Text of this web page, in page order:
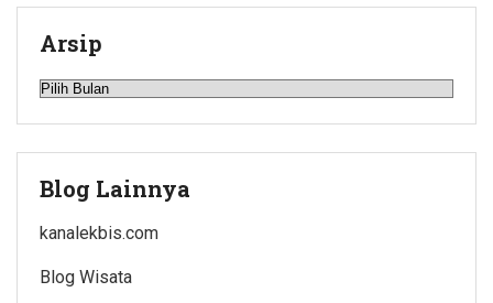
Arsip
Arsip
Blog Lainnya
kanalekbis.com
Blog Wisata